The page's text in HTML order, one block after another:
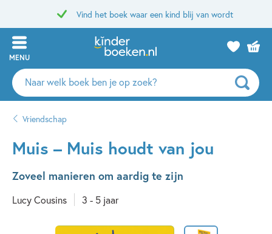
Vind het boek waar een kind blij van wordt
MENU
Zoeken
naar
auteurs
uitgevers
Vriendschap
Muis – Muis houdt van jou
Zoveel manieren om aardig te zijn
Lucy Cousins 3 - 5 jaar